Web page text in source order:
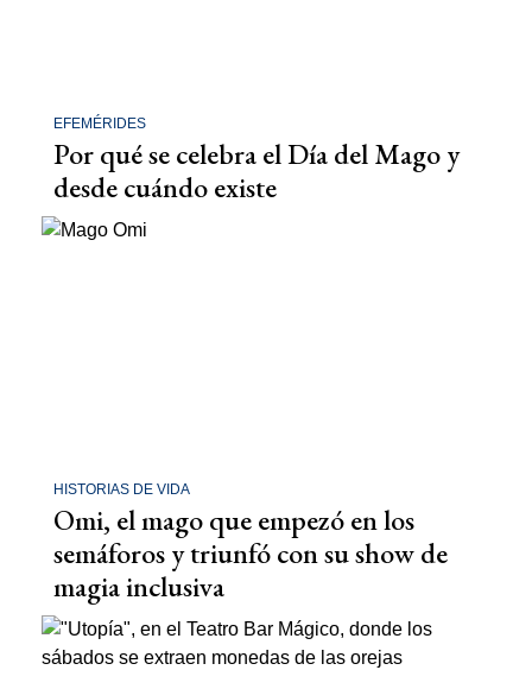
EFEMÉRIDES
Por qué se celebra el Día del Mago y
desde cuándo existe
HISTORIAS DE VIDA
Omi, el mago que empezó en los
semáforos y triunfó con su show de
magia inclusiva